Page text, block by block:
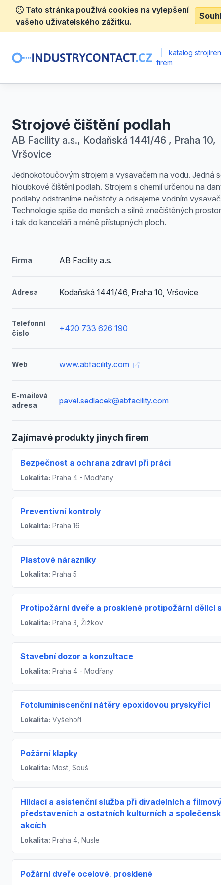
Tato stránka používá cookies na vylepšení
vašeho uživatelského zážitku.
katalog
firem
Strojové čištění podlah
AB Facility a.s., Kodaňská 1441/46 , Praha 10,
Vršovice
Jednokotoučovým strojem a vysavačem na vodu. Jedná
hloubkové čištění podlah. Strojem s chemií určenou na
podlahy odstraníme nečistoty a odsajeme vodním
Technologie spíše do menších a silně znečištěných
i tak do kanceláří a méně přístupných ploch.
Firma AB Facility a.s.
Adresa Kodaňská 1441/46, Praha 10, Vršovice
Telefonní
číslo
+420 733 626 190
Web www.abfacility.com
E-mailová
adresa
pavel.sedlacek@abfacility.com
Zajímavé produkty jiných firem
Bezpečnost a ochrana zdraví při práci
Lokalita: Praha 4 - Modřany
Preventivní kontroly
Lokalita: Praha 16
Plastové nárazníky
Lokalita: Praha 5
Protipožární dveře a prosklené protipožární dělící
Lokalita: Praha 3, Žižkov
Stavební dozor a konzultace
Lokalita: Praha 4 - Modřany
Fotoluminiscenční nátěry epoxidovou pryskyřicí
Lokalita: Vyšehoří
Požární klapky
Lokalita: Most, Souš
Hlídací a asistenční služba při divadelních a
představeních a ostatních kulturních a
akcích
Lokalita: Praha 4, Nusle
Požární dveře ocelové, prosklené